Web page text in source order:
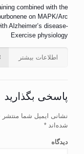
combined with the
on MAPK/Arc
Alzheimer’s disease-
Exercise physiology
اطلاعات بیشتر
پاسخی بگذارید
نشانی ایمیل شما منتشر
شده‌اند *
دیدگاه